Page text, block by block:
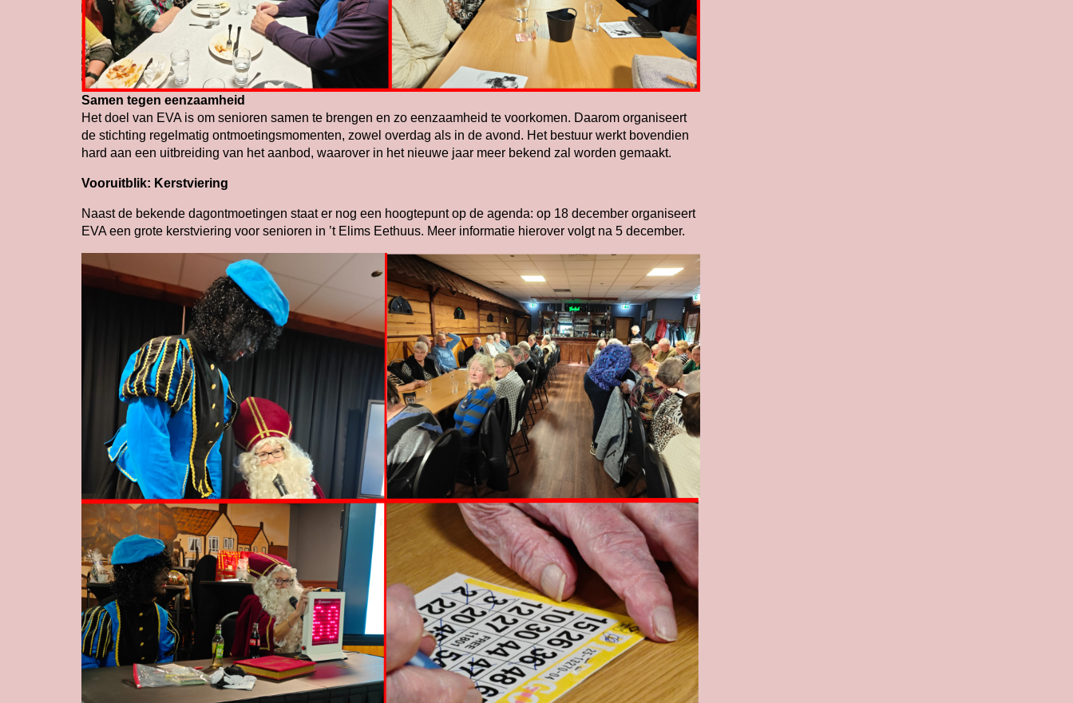
Samen tegen eenzaamheid
Het doel van EVA is om senioren samen te brengen en zo eenzaamheid te voorkomen. Daarom organiseert
de stichting regelmatig ontmoetingsmomenten, zowel overdag als in de avond. Het bestuur werkt bovendien
hard aan een uitbreiding van het aanbod, waarover in het nieuwe jaar meer bekend zal worden gemaakt.
Vooruitblik: Kerstviering
Naast de bekende dagontmoetingen staat er nog een hoogtepunt op de agenda: op 18 december organiseert
EVA een grote kerstviering voor senioren in ’t Elims Eethuus. Meer informatie hierover volgt na 5 december.